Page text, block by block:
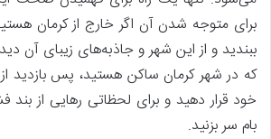
برای متوجه شدن آن اگر خارج از کرمان
ببندید و از این شهر و جاذبه‌های زیبای آن
که در شهر کرمان ساکن هستید، پس بازدید از
خود قرار دهید و برای لحظاتی رهایی از بند
بام سر بزنید.